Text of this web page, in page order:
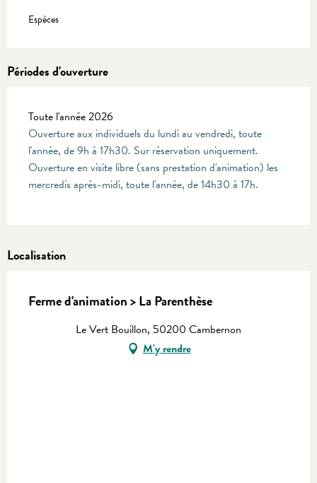
Espèces
Périodes d'ouverture
Toute l'année 2026
Ouverture aux individuels du lundi au vendredi, toute
l'année, de 9h à 17h30. Sur réservation uniquement.
Ouverture en visite libre (sans prestation d'animation) les
mercredis après-midi, toute l'année, de 14h30 à 17h.
Localisation
Ferme d'animation > La Parenthèse
Le Vert Bouillon, 50200 Cambernon
M'y rendre